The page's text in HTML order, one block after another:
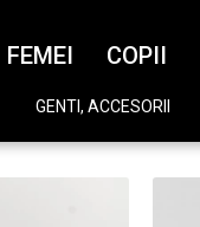
FEMEI COPII
GENTI, ACCESORII